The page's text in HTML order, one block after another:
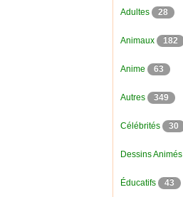
Adultes 28
Animaux 182
Anime 63
Autres 349
Célébrités 30
Dessins Animés
Éducatifs 43